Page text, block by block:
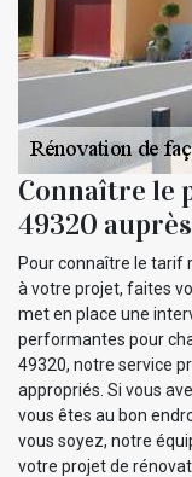
Connaître le
49320
Pour connaître le tarif
à votre projet, faites
met en place une
performantes pour
49320, notre service
appropriés. Si vous
vous êtes au bon
vous soyez, notre
votre projet de